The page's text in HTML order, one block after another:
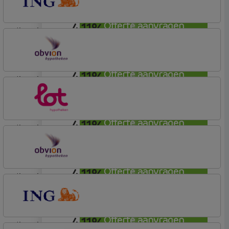
Offerte aanvragen
4,11%
Offerte aanvragen
lineair
4,11%
Offerte aanvragen
ING Bank
Basis (Incl. Korting)
lineair
4,11%
Offerte aanvragen
OBVION Hypotheken
Woon Hypotheek
lineair
4,11%
Offerte aanvragen
Lot Hypotheken
lineair
4,11%
Woon Hypotheek
lineair